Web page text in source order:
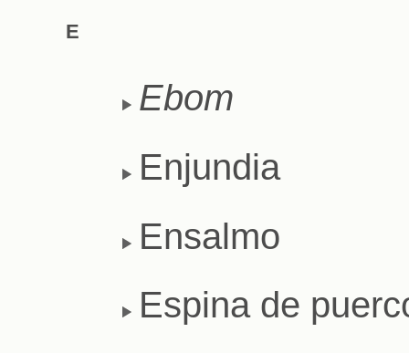
E
Ebom
Enjundia
Ensalmo
Espina de